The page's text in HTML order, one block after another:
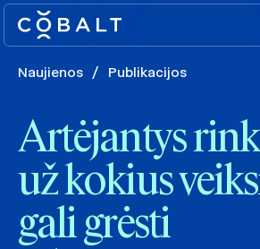
Naujienos / Publikacijos
Artėjantys
už kokius
gali grėsti